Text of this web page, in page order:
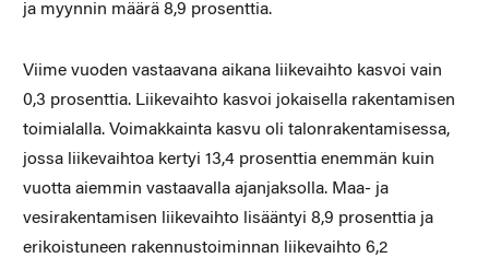
ja myynnin määrä 8,9 prosenttia.
Viime vuoden vastaavana aikana liikevaihto kasvoi vain
0,3 prosenttia. Liikevaihto kasvoi jokaisella rakentamisen
toimialalla. Voimakkainta kasvu oli talonrakentamisessa,
jossa liikevaihtoa kertyi 13,4 prosenttia enemmän kuin
vuotta aiemmin vastaavalla ajanjaksolla. Maa- ja
vesirakentamisen liikevaihto lisääntyi 8,9 prosenttia ja
erikoistuneen rakennustoiminnan liikevaihto 6,2